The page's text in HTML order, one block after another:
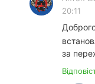
20:11
за